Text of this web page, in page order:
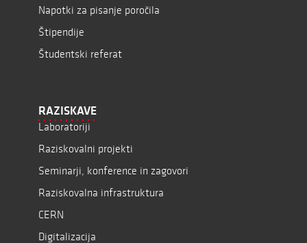
Napotki za pisanje poročila
Štipendije
Študentski referat
RAZISKAVE
Laboratoriji
Raziskovalni projekti
Seminarji, konference in zagovori
Raziskovalna infrastruktura
CERN
Digitalizacija